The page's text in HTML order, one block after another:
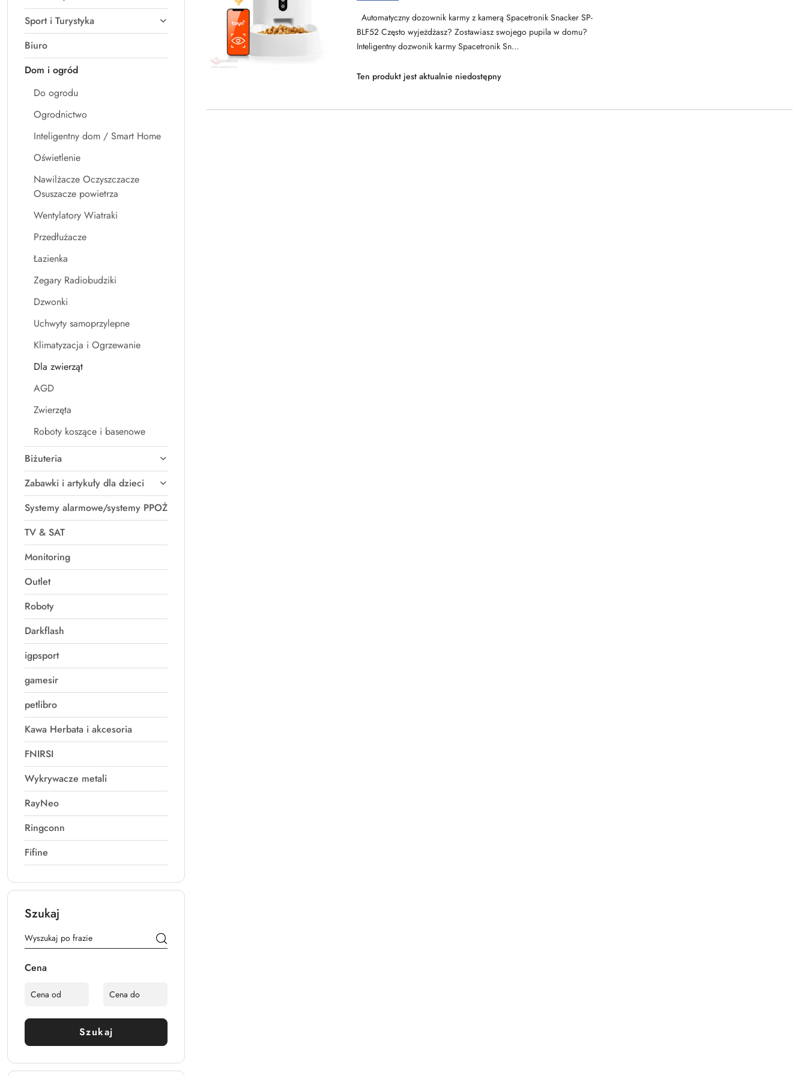
Sport i Turystyka
Biuro
Dom i ogród
Do ogrodu
Ogrodnictwo
Inteligentny dom / Smart Home
Oświetlenie
Nawilżacze Oczyszczacze
Osuszacze powietrza
Wentylatory Wiatraki
Przedłużacze
Łazienka
Zegary Radiobudziki
Dzwonki
Uchwyty samoprzylepne
Klimatyzacja i Ogrzewanie
Dla zwierząt
AGD
Zwierzęta
Roboty koszące i basenowe
Biżuteria
Zabawki i artykuły dla dzieci
Systemy alarmowe/systemy PPOŻ
TV & SAT
Monitoring
Outlet
Roboty
Darkflash
igpsport
gamesir
petlibro
Kawa Herbata i akcesoria
FNIRSI
Wykrywacze metali
RayNeo
Ringconn
Fifine
Szukaj
Cena
Szukaj
Automatyczny dozownik karmy z kamerą Spacetronik Snacker SP-
BLF52 Często wyjeżdżasz? Zostawiasz swojego pupila w domu?
Inteligentny dozwonik karmy Spacetronik Sn...
Ten produkt jest aktualnie niedostępny